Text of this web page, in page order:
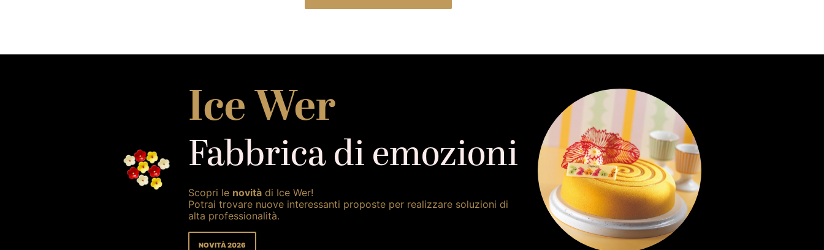
Ice Wer
Fabbrica di emozioni
Scopri le novità di Ice Wer!
Potrai trovare nuove interessanti proposte per realizzare soluzioni di
alta professionalità.
NOVITÀ 2026